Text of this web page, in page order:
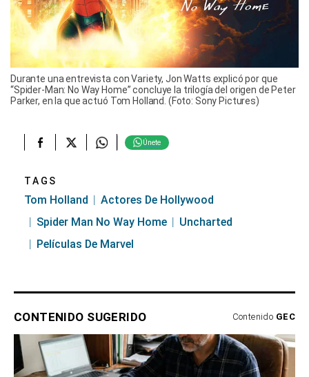
Durante una entrevista con Variety, Jon Watts explicó por que
“Spider-Man: No Way Home” concluye la trilogía del origen de Peter
Parker, en la que actuó Tom Holland. (Foto: Sony Pictures)
Únete
TAGS
Tom Holland
Actores De Hollywood
Spider Man No Way Home
Uncharted
Películas De Marvel
CONTENIDO SUGERIDO Contenido GEC